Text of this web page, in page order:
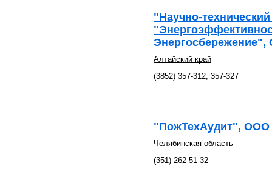
"Научно-
Алтайский край
(3852) 357-312, 357-327
"ПожТехАудит", ООО
Челябинская область
(351) 262-51-32